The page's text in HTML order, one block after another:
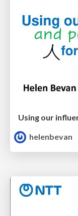
Using our
helenbevan